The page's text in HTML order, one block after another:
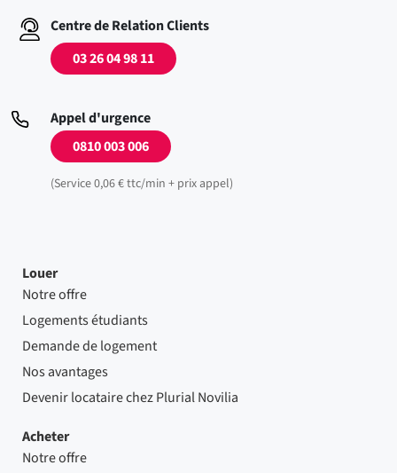
Centre de Relation Clients
03 26 04 98 11
Appel d'urgence
0810 003 006
(Service 0,06 € ttc/min + prix appel)
Louer
Notre offre
Logements étudiants
Demande de logement
Nos avantages
Devenir locataire chez Plurial Novilia
Acheter
Notre offre